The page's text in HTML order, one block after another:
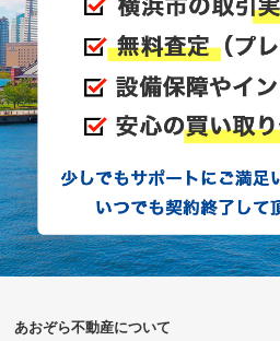
あおぞら不動産について